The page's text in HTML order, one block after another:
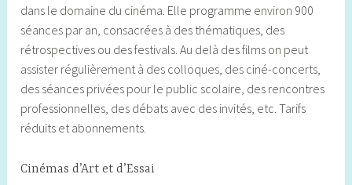
dans le domaine du cinéma. Elle programme environ 900
séances par an, consacrées à des thématiques, des
rétrospectives ou des festivals. Au delà des films on peut
assister régulièrement à des colloques, des ciné-concerts,
des séances privées pour le public scolaire, des rencontres
professionnelles, des débats avec des invités, etc. Tarifs
réduits et abonnements.
Cinémas d’Art et d’Essai